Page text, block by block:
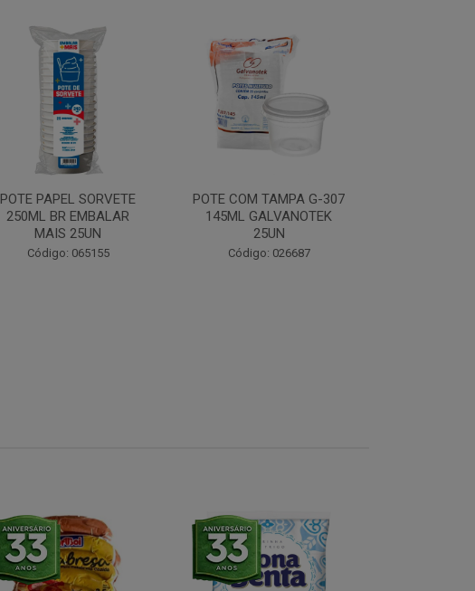
POTE PAPEL SORVETE
250ML BR EMBALAR
MAIS 25UN
Código: 065155
POTE COM TAMPA G-307
145ML GALVANOTEK
25UN
Código: 026687